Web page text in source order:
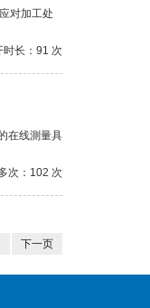
对加工处
长：91 次
在线測量具
次：102 次
下一页